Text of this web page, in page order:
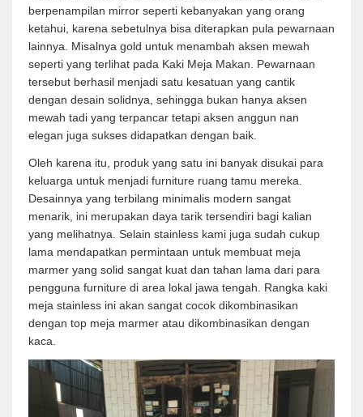
berpenampilan mirror seperti kebanyakan yang orang
ketahui, karena sebetulnya bisa diterapkan pula pewarnaan
lainnya. Misalnya gold untuk menambah aksen mewah
seperti yang terlihat pada Kaki Meja Makan. Pewarnaan
tersebut berhasil menjadi satu kesatuan yang cantik
dengan desain solidnya, sehingga bukan hanya aksen
mewah tadi yang terpancar tetapi aksen anggun nan
elegan juga sukses didapatkan dengan baik.
Oleh karena itu, produk yang satu ini banyak disukai para
keluarga untuk menjadi furniture ruang tamu mereka.
Desainnya yang terbilang minimalis modern sangat
menarik, ini merupakan daya tarik tersendiri bagi kalian
yang melihatnya. Selain stainless kami juga sudah cukup
lama mendapatkan permintaan untuk membuat meja
marmer yang solid sangat kuat dan tahan lama dari para
pengguna furniture di area lokal jawa tengah. Rangka kaki
meja stainless ini akan sangat cocok dikombinasikan
dengan top meja marmer atau dikombinasikan dengan
kaca.